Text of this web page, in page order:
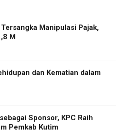
Manipulasi Pajak,
M
dan Kematian dalam
Sponsor, KPC Raih
Pemkab Kutim